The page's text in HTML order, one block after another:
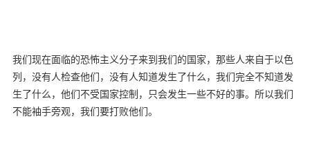
我们现在面临的恐怖主义分子来到我们的国家，那些人来自于以色
列，没有人检查他们，没有人知道发生了什么，我们完全不知道发
生了什么，他们不受国家控制，只会发生一些不好的事。所以我们
不能袖手旁观，我们要打败他们。